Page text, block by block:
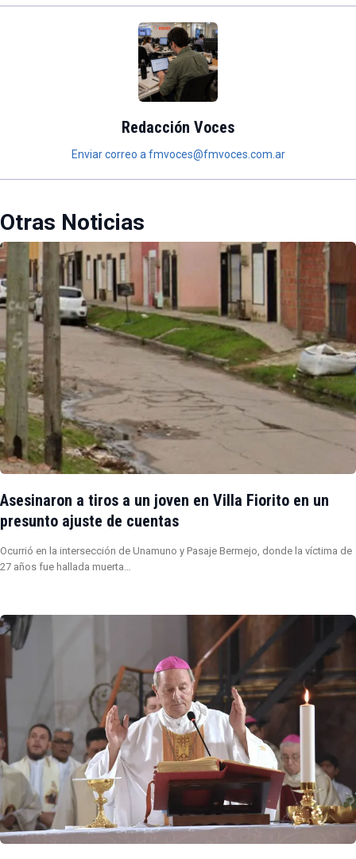
Redacción Voces
Enviar correo a fmvoces@fmvoces.com.ar
Otras Noticias
Asesinaron a tiros a un joven en Villa Fiorito en un
presunto ajuste de cuentas
Ocurrió en la intersección de Unamuno y Pasaje Bermejo, donde la víctima de
27 años fue hallada muerta…